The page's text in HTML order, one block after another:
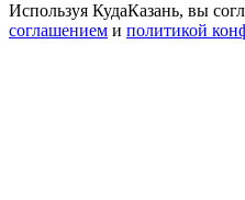
Используя КудаКазань, вы
соглашением и политикой